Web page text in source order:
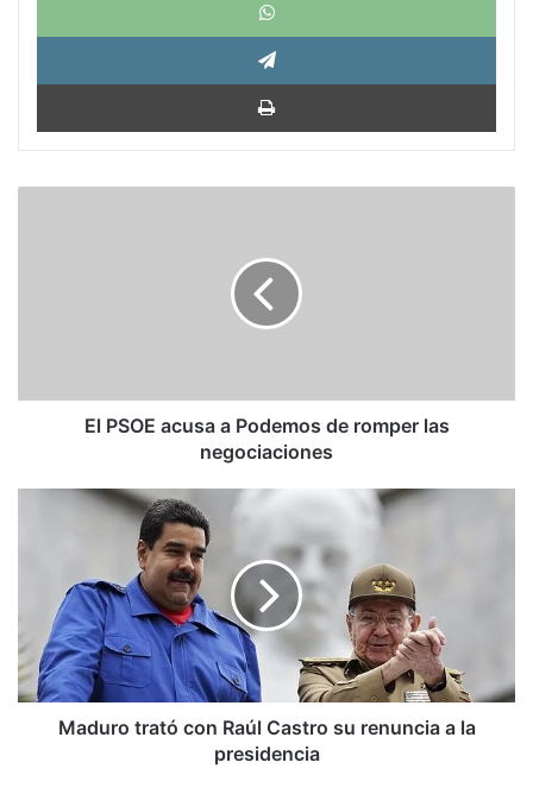
negociaciones
El PSOE acusa a Podemos de romper las
negociaciones
Castro
renuncia
a
la
presidencia
Maduro trató con Raúl Castro su renuncia a la
presidencia